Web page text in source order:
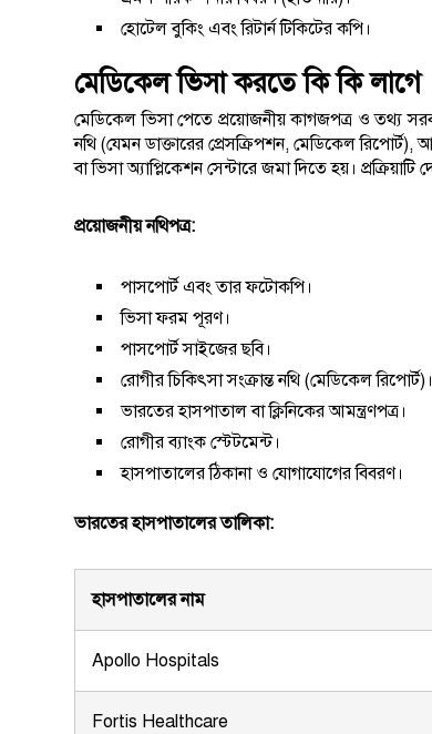
হোটেল বুকিং এবং রিটার্ন টিকিটের কপি।
মেডিকেল ভিসা করতে কি কি লাগে
মেডিকেল ভিসা পেতে প্রয়োজনীয় কাগজপত্র ও তথ্য
নথি (যেমন ডাক্তারের প্রেসক্রিপশন, মেডিকেল
বা ভিসা অ্যাপ্লিকেশন সেন্টারে জমা দিতে হয়।
প্রয়োজনীয় নথিপত্র:
পাসপোর্ট এবং তার ফটোকপি।
ভিসা ফরম পূরণ।
পাসপোর্ট সাইজের ছবি।
রোগীর চিকিৎসা সংক্রান্ত নথি (মেডিকেল রিপোর্ট)।
ভারতের হাসপাতাল বা ক্লিনিকের আমন্ত্রণপত্র।
রোগীর ব্যাংক স্টেটমেন্ট।
হাসপাতালের ঠিকানা ও যোগাযোগের বিবরণ।
ভারতের হাসপাতালের তালিকা:
হাসপাতালের নাম
Apollo Hospitals
Fortis Healthcare